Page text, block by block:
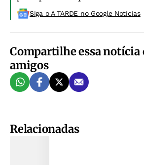
Siga o A TARDE no Google Noticias
Compartilhe essa notícia
amigos
Relacionadas